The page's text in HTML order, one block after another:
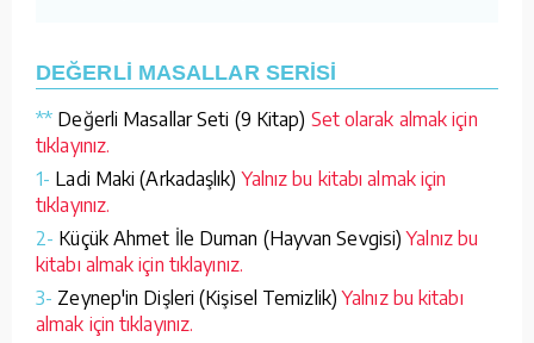
DEĞERLİ MASALLAR SERİSİ
** Değerli Masallar Seti (9 Kitap) Set olarak almak için
tıklayınız.
1- Ladi Maki (Arkadaşlık)Yalnız bu kitabı almak için
tıklayınız.
2- Küçük Ahmet İle Duman (Hayvan Sevgisi)Yalnız bu
kitabı almak için tıklayınız.
3- Zeynep'in Dişleri (Kişisel Temizlik)Yalnız bu kitabı
almak için tıklayınız.